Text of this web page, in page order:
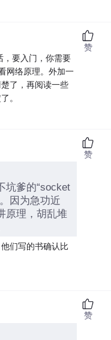
，要入门，你需要
网络原理。外加一
了，再阅读一些
。
赞
坑爹的“socket
因为急功近
原理，胡乱堆
们写的书确认比
赞
赞